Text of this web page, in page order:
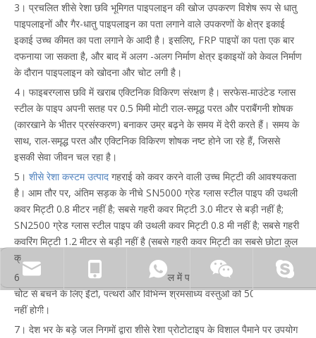
3। प्रचलित शीसे रेशा छवि भूमिगत पाइपलाइन की खोज उपकरण विशेष रूप से धातु
पाइपलाइनों और गैर-धातु पाइपलाइन का पता लगाने वाले उपकरणों के क्षेत्र इकाई
इकाई उच्च कीमत का पता लगाने के आदी है। इसलिए, FRP पाइपों का पता एक बार
दफनाया जा सकता है, और बाद में अलग -अलग निर्माण क्षेत्र इकाइयों को केवल निर्माण
के दौरान पाइपलाइन को खोदना और चोट लगी है।
4। फाइबरग्लास छवि में खराब एक्टिनिक विकिरण संरक्षण है। सरफेस-माउंटेड ग्लास
स्टील के पाइप अपनी सतह पर 0.5 मिमी मोटी राल-समृद्ध परत और पराबैंगनी शोषक
(कारखाने के भीतर प्रसंस्करण) बनाकर उम्र बढ़ने के समय में देरी करते हैं। समय के
साथ, राल-समृद्ध परत और एक्टिनिक विकिरण शोषक नष्ट होने जा रहे हैं, जिससे
इसकी सेवा जीवन चल रहा है।
5। शीसे रेशा कस्टम उत्पाद गहराई को कवर करने वाली उच्च मिट्टी की आवश्यकता
है। आम तौर पर, अंतिम सड़क के नीचे SN5000 ग्रेड ग्लास स्टील पाइप की उथली
कवर मिट्टी 0.8 मीटर नहीं है; सबसे गहरी कवर मिट्टी 3.0 मीटर से बड़ी नहीं है;
SN2500 ग्रेड ग्लास स्टील पाइप की उथली कवर मिट्टी 0.8 मी नहीं है; सबसे गहरी
कवरिंग मिट्टी 1.2 मीटर से बड़ी नहीं है (सबसे गहरी कवर मिट्टी का सबसे छोटा कुल
क्रमशः 0.7 मी और 4.0 मीटर है)।
6। फाइबरग्लास फैब्रिकेशन उत्पाद के बैकफिल में पाइपलाइन की बाहरी दीवार पर
चोट से बचने के लिए ईंटों, पत्थरों और विभिन्न श्रमसाध्य वस्तुओं को 50 मिमी से बड़ी
नहीं होगी।
7। देश भर के बड़े जल निगमों द्वारा शीसे रेशा प्रोटोटाइप के विशाल पैमाने पर उपयोग
zhyfrp@zhyfrp.com.cn
sale@zhyfrp.com.cn
+86 15801078718 +86 15005619161